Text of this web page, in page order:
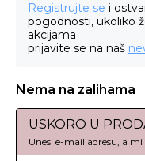
Registrujte se i
pogodnosti, ukoliko
akcijama
prijavite se na naš
Nema na zalihama
USKORO U